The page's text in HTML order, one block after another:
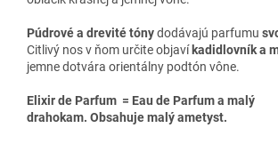
Púdrové a drevité tónydodávajú parfumu
Citlivý nos v ňom určite objaví kadidlovník a
jemne dotvára orientálny podtón vône.
Elixir de Parfum = Eau de Parfum a malý
drahokam. Obsahuje malý ametyst.